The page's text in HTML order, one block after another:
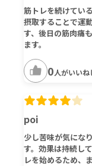
筋トレを続けてい
摂取することで運
す、後日の筋肉痛
ます。
0人がいいね
poi
少し苦味が気にな
す。効果は持続し
レを始めるため、